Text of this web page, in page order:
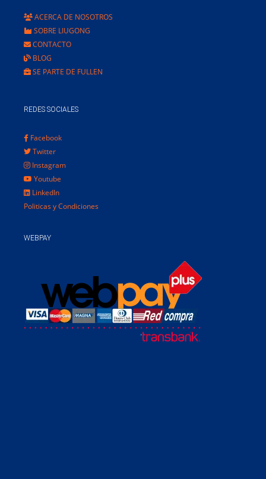
ACERCA DE NOSOTROS
SOBRE LIUGONG
CONTACTO
BLOG
SE PARTE DE FULLEN
REDES SOCIALES
Facebook
Twitter
Instagram
Youtube
LinkedIn
Politicas y Condiciones
WEBPAY